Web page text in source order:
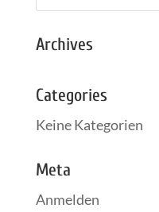
Archives
Categories
Keine Kategorien
Meta
Anmelden